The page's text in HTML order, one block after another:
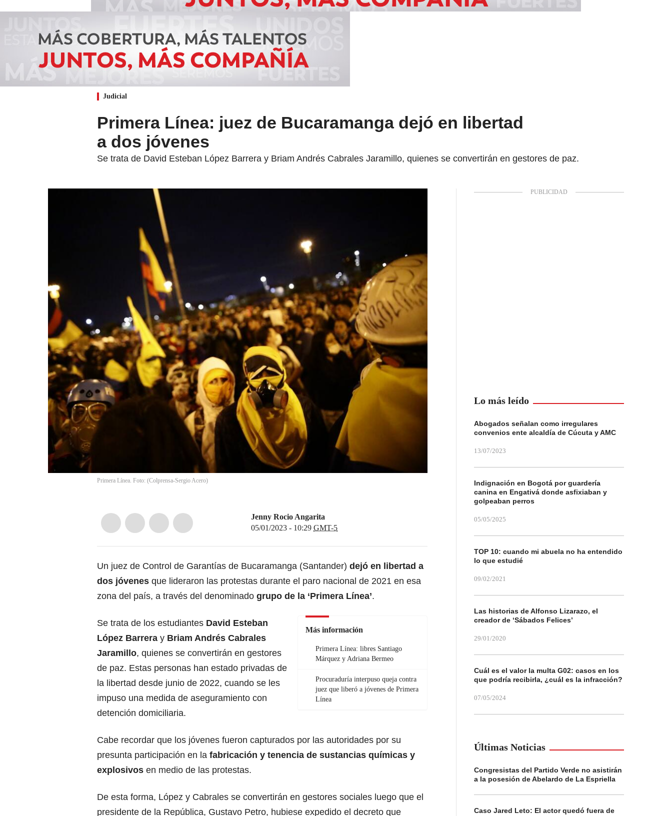
Judicial
Primera Línea: juez de Bucaramanga dejó en libertad
a dos jóvenes
Se trata de David Esteban López Barrera y Briam Andrés Cabrales Jaramillo, quienes se convertirán en gestores de paz.
Primera Línea. Foto: (Colprensa-Sergio Acero)
Jenny Rocio Angarita
05/01/2023 - 10:29 GMT-5
Un juez de Control de Garantías de Bucaramanga (Santander) dejó en libertad a
dos jóvenes que lideraron las protestas durante el paro nacional de 2021 en esa
zona del país, a través del denominado grupo de la ‘Primera Línea’.
Más información
Primera Línea: libres Santiago
Márquez y Adriana Bermeo
Procuraduría interpuso queja contra
juez que liberó a jóvenes de Primera
Línea
Se trata de los estudiantes David Esteban
López Barrera y Briam Andrés Cabrales
Jaramillo, quienes se convertirán en gestores
de paz. Estas personas han estado privadas de
la libertad desde junio de 2022, cuando se les
impuso una medida de aseguramiento con
detención domiciliaria.
Cabe recordar que los jóvenes fueron capturados por las autoridades por su
presunta participación en la fabricación y tenencia de sustancias químicas y
explosivos en medio de las protestas.
De esta forma, López y Cabrales se convertirán en gestores sociales luego que el
presidente de la República, Gustavo Petro, hubiese expedido el decreto que
Lo más leído
Abogados señalan como irregulares
convenios ente alcaldía de Cúcuta y AMC
13/07/2023
Indignación en Bogotá por guardería
canina en Engativá donde asfixiaban y
golpeaban perros
05/05/2025
TOP 10: cuando mi abuela no ha entendido
lo que estudié
09/02/2021
Las historias de Alfonso Lizarazo, el
creador de ‘Sábados Felices’
29/01/2020
Cuál es el valor la multa G02: casos en los
que podría recibirla, ¿cuál es la infracción?
07/05/2024
Últimas Noticias
Congresistas del Partido Verde no asistirán
a la posesión de Abelardo de La Espriella
Caso Jared Leto: El actor quedó fuera de